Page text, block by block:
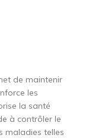
de maintenir
les
la santé
à contrôler le
maladies telles